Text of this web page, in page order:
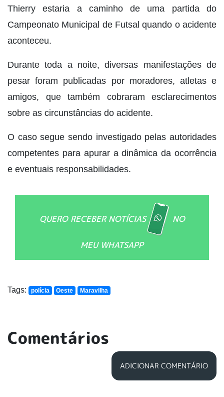
Thierry estaria a caminho de uma partida do
Campeonato Municipal de Futsal quando o acidente
aconteceu.
Durante toda a noite, diversas manifestações de
pesar foram publicadas por moradores, atletas e
amigos, que também cobraram esclarecimentos
sobre as circunstâncias do acidente.
O caso segue sendo investigado pelas autoridades
competentes para apurar a dinâmica da ocorrência
e eventuais responsabilidades.
QUERO RECEBER NOTÍCIAS NO
MEU WHATSAPP
Tags: polícia Oeste Maravilha
Comentários
ADICIONAR COMENTÁRIO